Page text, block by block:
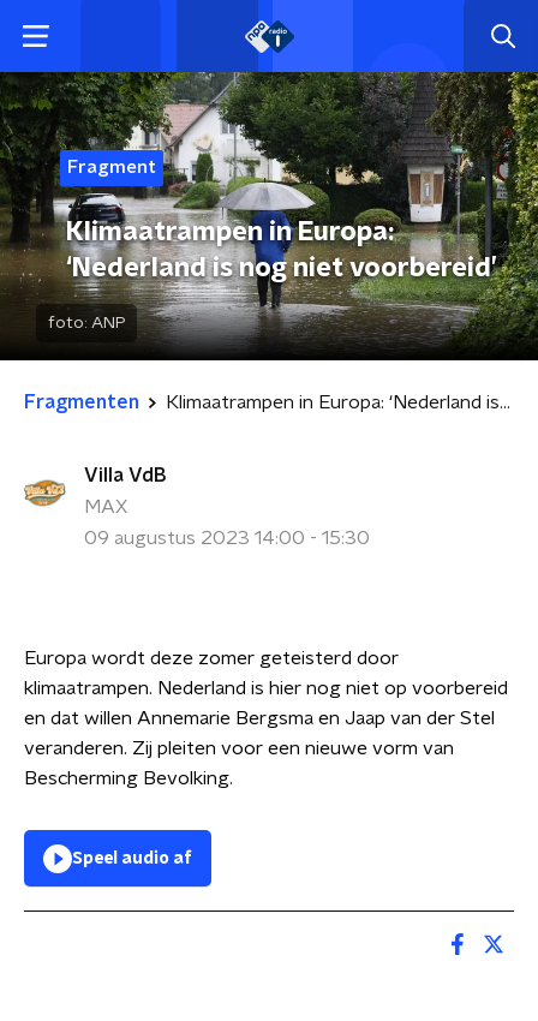
Fragment
Klimaatrampen in Europa:
‘Nederland is nog niet voorbereid’
foto: ANP
Fragmenten Klimaatrampen in Europa: ‘Nederland is nog niet voorbereid’
Villa VdB
MAX
09 augustus 2023 14:00 - 15:30
Europa wordt deze zomer geteisterd door
klimaatrampen. Nederland is hier nog niet op voorbereid
en dat willen Annemarie Bergsma en Jaap van der Stel
veranderen. Zij pleiten voor een nieuwe vorm van
Bescherming Bevolking.
Speel audio af